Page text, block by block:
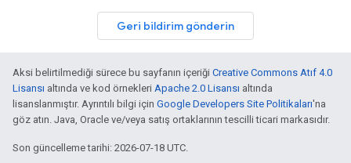
Geri bildirim gönderin
Aksi belirtilmediği sürece bu sayfanın içeriği Creative Commons Atıf 4.0
Lisansı altında ve kod örnekleri Apache 2.0 Lisansı altında
lisanslanmıştır. Ayrıntılı bilgi için Google Developers Site Politikaları'na
göz atın. Java, Oracle ve/veya satış ortaklarının tescilli ticari markasıdır.
Son güncelleme tarihi: 2026-07-18 UTC.